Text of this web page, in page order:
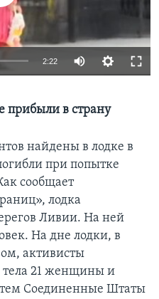
2:22
прибыли в страну
найдены в лодке в
при попытке
сообщает
лодка
Ливии. На ней
На дне лодки, в
активисты
тела 21 женщины и
Соединенные Штаты